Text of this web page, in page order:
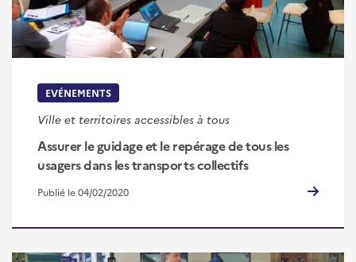
EVÉNEMENTS
Ville et territoires accessibles à tous
Assurer le guidage et le repérage de tous les
usagers dans les transports collectifs
Publié le 04/02/2020